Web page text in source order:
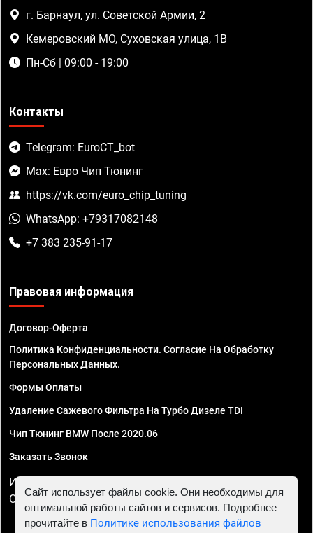
г. Барнаул, ул. Советской Армии, 2
Кемеровский МО, Суховская улица, 1В
Пн-Сб | 09:00 - 19:00
Контакты
Telegram: EuroCT_bot
Max: Евро Чип Тюнинг
https://vk.com/euro_chip_tuning
WhatsApp: +79317082148
+7 383 235-91-17
Правовая информация
Договор-Оферта
Политика Конфиденциальности. Согласие На Обработку
Персональных Данных.
Формы Оплаты
Удаление Сажевого Фильтра На Турбо Дизеле TDI
Чип Тюнинг BMW После 2020.06
Заказать Звонок
ИП Смирнов Георгий Павлович. ИНН 781302555843,
ОГРНИП 324470400032610
Сайт использует файлы cookie. Они необходимы для
оптимальной работы сайтов и сервисов. Подробнее
прочитайте в Политике использования файлов